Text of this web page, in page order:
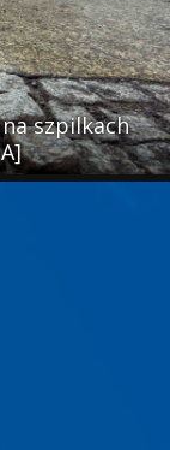
szpilkach